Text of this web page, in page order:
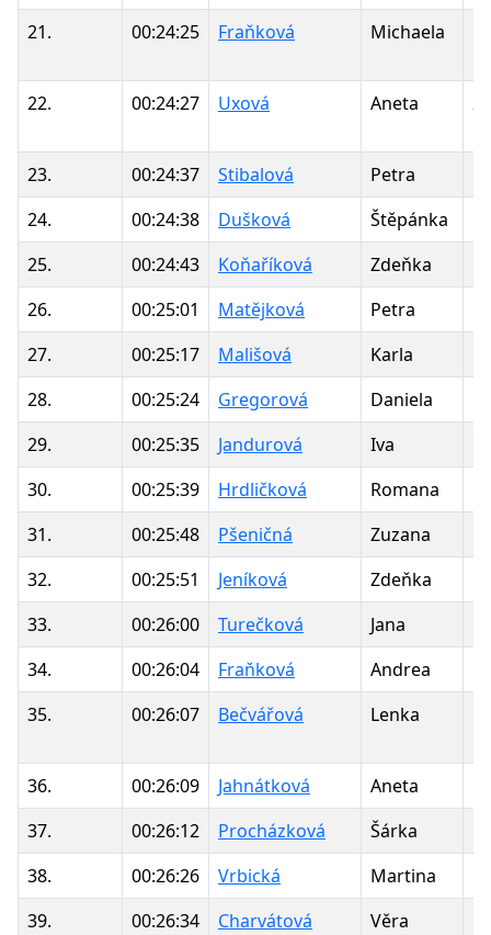
21.
00:24:25 Fraňková Michaela
22. 00:24:27 Uxová Aneta
23. 00:24:37 Stibalová Petra
24.
00:24:38 Dušková Štěpánka
25.
00:24:43 Koňaříková Zdeňka
26.
00:25:01 Matějková Petra
27.
00:25:17 Mališová Karla
28.
00:25:24 Gregorová Daniela
29.
00:25:35 Jandurová Iva
30.
00:25:39 Hrdličková Romana
31.
00:25:48 Pšeničná Zuzana
32.
00:25:51 Jeníková Zdeňka
33.
00:26:00 Turečková Jana
34.
00:26:04 Fraňková Andrea
35.
00:26:07 Bečvářová Lenka
36. 00:26:09 Jahnátková Aneta
37.
00:26:12 Procházková Šárka
38.
00:26:26 Vrbická Martina
39.
00:26:34 Charvátová Věra